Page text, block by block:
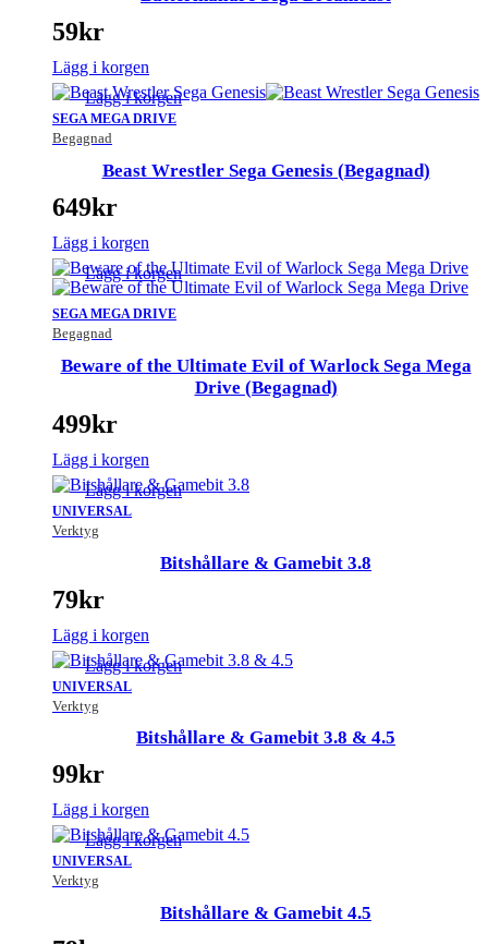
59kr
Lägg i korgen
SEGA MEGA DRIVE
Begagnad
Lägg i korgen
Beast Wrestler Sega Genesis (Begagnad)
649kr
Lägg i korgen
SEGA MEGA DRIVE
Begagnad
Lägg i korgen
Beware of the Ultimate Evil of Warlock Sega Mega
Drive (Begagnad)
499kr
Lägg i korgen
UNIVERSAL
Verktyg
Lägg i korgen
Bitshållare & Gamebit 3.8
79kr
Lägg i korgen
UNIVERSAL
Verktyg
Lägg i korgen
Bitshållare & Gamebit 3.8 & 4.5
99kr
Lägg i korgen
UNIVERSAL
Verktyg
Lägg i korgen
Bitshållare & Gamebit 4.5